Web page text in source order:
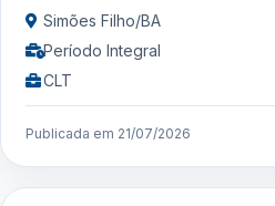
Simões Filho/BA
Período Integral
CLT
Publicada em 21/07/2026